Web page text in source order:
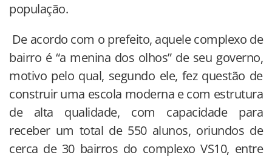
população.
De acordo com o prefeito, aquele complexo de
bairro é “a menina dos olhos” de seu governo,
motivo pelo qual, segundo ele, fez questão de
construir uma escola moderna e com estrutura
de alta qualidade, com capacidade para
receber um total de 550 alunos, oriundos de
cerca de 30 bairros do complexo VS10, entre